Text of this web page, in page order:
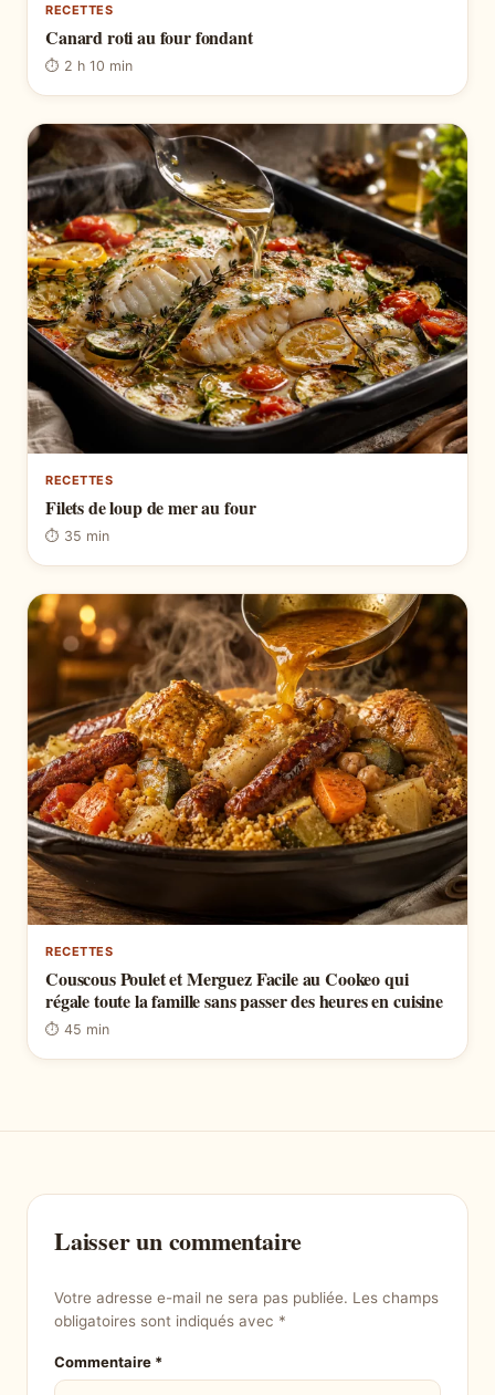
RECETTES
Canard roti au four fondant
⏱ 2 h 10 min
RECETTES
Filets de loup de mer au four
⏱ 35 min
RECETTES
Couscous Poulet et Merguez Facile au Cookeo qui
régale toute la famille sans passer des heures en cuisine
⏱ 45 min
Laisser un commentaire
Votre adresse e-mail ne sera pas publiée. Les champs
obligatoires sont indiqués avec *
Commentaire *